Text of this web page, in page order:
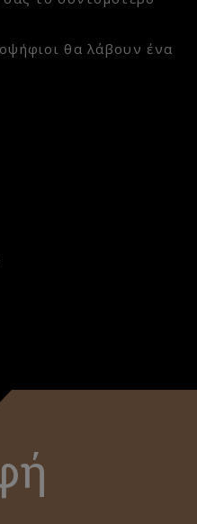
θα λάβουν ένα